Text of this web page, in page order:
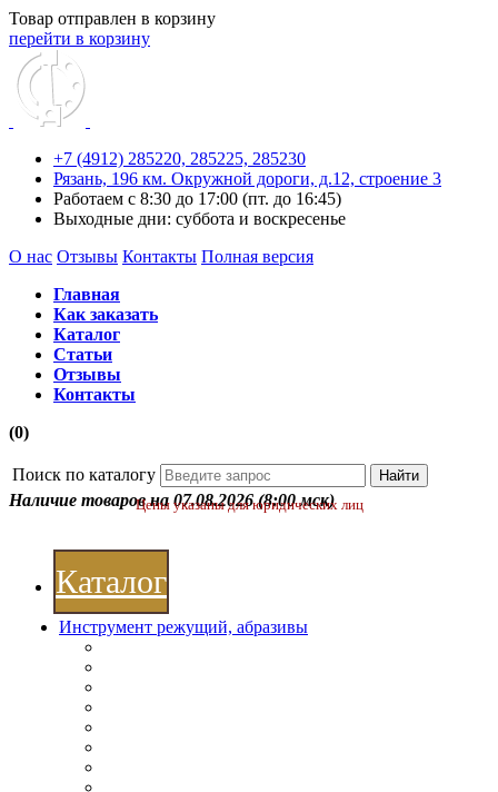
Товар отправлен в корзину
перейти в корзину
+7 (4912) 285220, 285225, 285230
Рязань, 196 км. Окружной дороги, д.12, строение 3
Работаем с 8:30 до 17:00 (пт. до 16:45)
Выходные дни: суббота и воскресенье
О нас Отзывы Контакты Полная версия
Главная
Как заказать
Каталог
Статьи
Отзывы
Контакты
(0)
Поиск по каталогу
Наличие товаров на 07.08.2026 (8:00 мск)
Цены указаны для юридических лиц
Каталог
Инструмент режущий, абразивы